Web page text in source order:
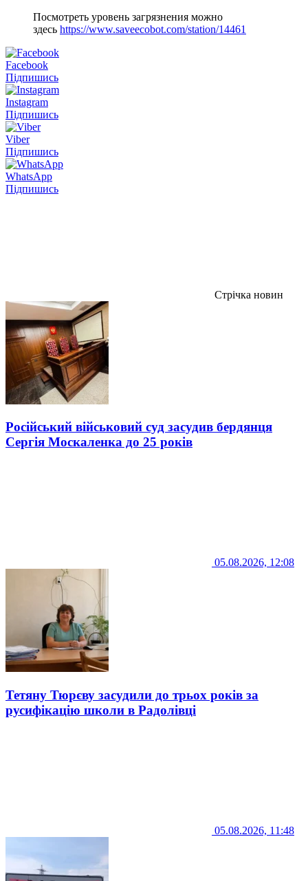
Посмотреть уровень загрязнения можно
здесь https://www.saveecobot.com/station/14461
Facebook
Підпишись
Instagram
Підпишись
Viber
Підпишись
WhatsApp
Підпишись
Стрічка новин
Російський військовий суд засудив бердянця
Сергія Москаленка до 25 років
05.08.2026, 12:08
Тетяну Тюрєву засудили до трьох років за
русифікацію школи в Радолівці
05.08.2026, 11:48